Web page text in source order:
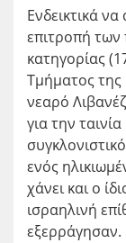
Ενδεικτικά
επιτροπή των
κατηγορίας
Τμήματος
νεαρό
για την ταινία
ενός
χάνει και ο
ισραηλινή
εξερράγησαν.